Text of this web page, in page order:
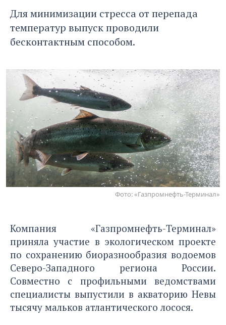
Для минимизации стресса от перепада
температур выпуск проводили
бесконтактным способом.
Фото: «Газпромнефть-Терминал»
Компания «Газпромнефть-Терминал»
приняла участие в экологическом проекте
по сохранению биоразнообразия водоемов
Северо-Западного региона России.
Совместно с профильными ведомствами
специалисты выпустили в акваторию Невы
тысячу мальков атлантического лосося.